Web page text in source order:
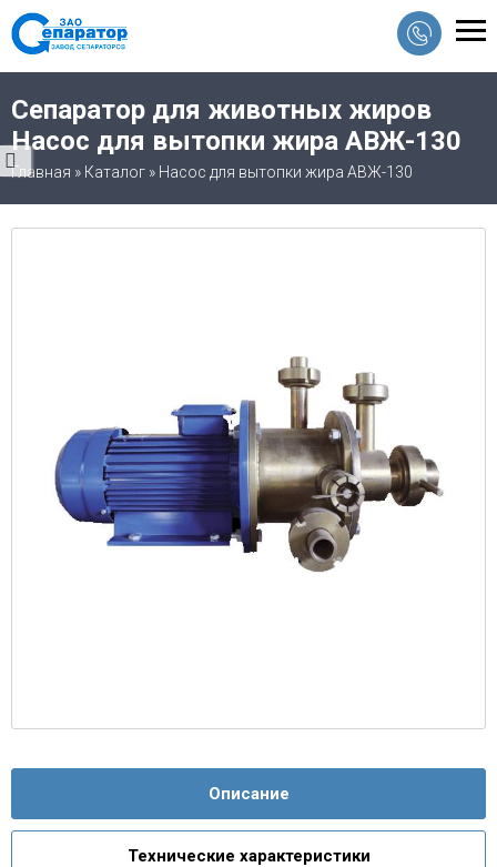
Сепаратор для животных жиров
Насос для вытопки жира АВЖ-130
Главная » Каталог » Насос для вытопки жира АВЖ-130
Описание
Технические характеристики